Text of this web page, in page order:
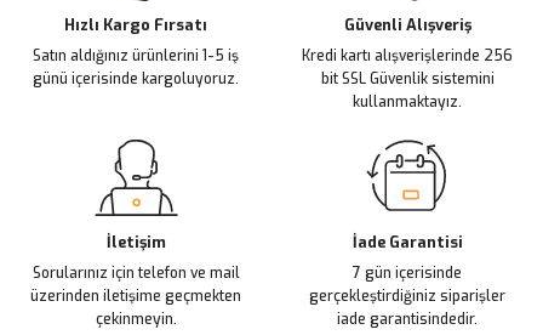
Ürün fiyatı diğer sitelerden daha pahalı.
Bu ürüne benzer farklı alternatifler olmalı.
Hızlı Kargo Fırsatı
Satın aldığınız ürünlerini 1-5 iş
günü içerisinde kargoluyoruz.
Güvenli Alışveriş
Kredi kartı alışverişlerinde 256
bit SSL Güvenlik sistemini
kullanmaktayız.
İletişim
Sorularınız için telefon ve mail
üzerinden iletişime geçmekten
çekinmeyin.
İade Garantisi
7 gün içerisinde
gerçekleştirdiğiniz siparişler
iade garantisindedir.